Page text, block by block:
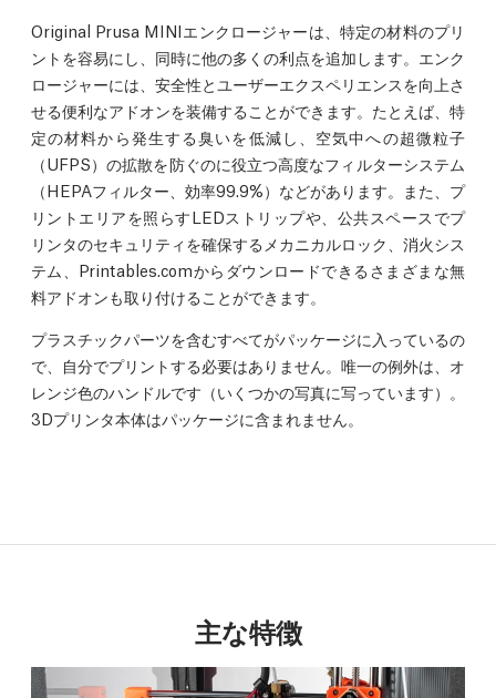
Original Prusa MINIエンクロージャーは、特定の材料のプリ
ントを容易にし、同時に他の多くの利点を追加します。エンク
ロージャーには、安全性とユーザーエクスペリエンスを向上さ
せる便利なアドオンを装備することができます。たとえば、特
定の材料から発生する臭いを低減し、空気中への超微粒子
（UFPS）の拡散を防ぐのに役立つ高度なフィルターシステム
（HEPAフィルター、効率99.9%）などがあります。また、プ
リントエリアを照らすLEDストリップや、公共スペースでプ
リンタのセキュリティを確保するメカニカルロック、消火シス
テム、Printables.comからダウンロードできるさまざまな無
料アドオンも取り付けることができます。
プラスチックパーツを含むすべてがパッケージに入っているの
で、自分でプリントする必要はありません。唯一の例外は、オ
レンジ色のハンドルです（いくつかの写真に写っています）。
3Dプリンタ本体はパッケージに含まれません。
主な特徴